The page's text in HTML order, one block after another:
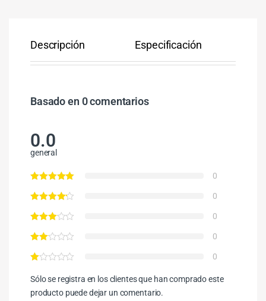
Descripción Especificación
Basado en 0 comentarios
0.0
general
0
0
0
0
0
Sólo se registra en los clientes que han comprado este
producto puede dejar un comentario.